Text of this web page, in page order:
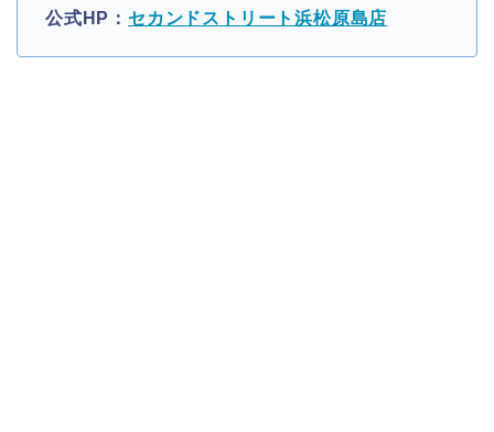
公式HP： セカンドストリート浜松原島店